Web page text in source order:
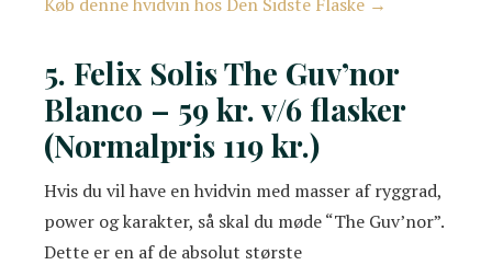
5. Felix Solis The Guv’nor
Blanco – 59 kr. v/6 flasker
(Normalpris 119 kr.)
Hvis du vil have en hvidvin med masser af ryggrad,
power og karakter, så skal du møde “The Guv’nor”.
Dette er en af de absolut største